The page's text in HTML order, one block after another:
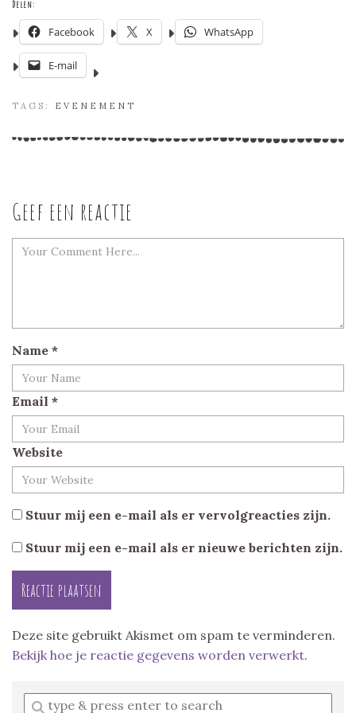
Delen:
Facebook X WhatsApp
E-mail
TAGS: EVENEMENT
Geef een reactie
Name *
Email *
Website
Stuur mij een e-mail als er vervolgreacties zijn.
Stuur mij een e-mail als er nieuwe berichten zijn.
Deze site gebruikt Akismet om spam te verminderen.
Bekijk hoe je reactie gegevens worden verwerkt.
Enter